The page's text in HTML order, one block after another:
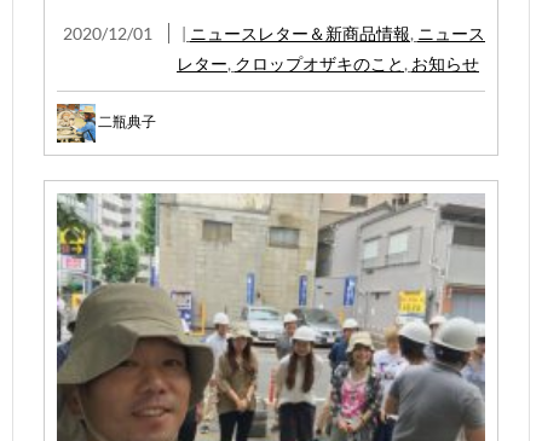
2020/12/01 | ニュースレター＆新商品情報, ニュース
レター, クロップオザキのこと, お知らせ
二瓶典子